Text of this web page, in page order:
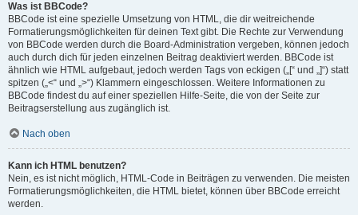
Was ist BBCode?
BBCode ist eine spezielle Umsetzung von HTML, die dir weitreichende
Formatierungsmöglichkeiten für deinen Text gibt. Die Rechte zur Verwendung
von BBCode werden durch die Board-Administration vergeben, können jedoch
auch durch dich für jeden einzelnen Beitrag deaktiviert werden. BBCode ist
ähnlich wie HTML aufgebaut, jedoch werden Tags von eckigen („[“ und „]“) statt
spitzen („<“ und „>“) Klammern eingeschlossen. Weitere Informationen zu
BBCode findest du auf einer speziellen Hilfe-Seite, die von der Seite zur
Beitragserstellung aus zugänglich ist.
Nach oben
Kann ich HTML benutzen?
Nein, es ist nicht möglich, HTML-Code in Beiträgen zu verwenden. Die meisten
Formatierungsmöglichkeiten, die HTML bietet, können über BBCode erreicht
werden.